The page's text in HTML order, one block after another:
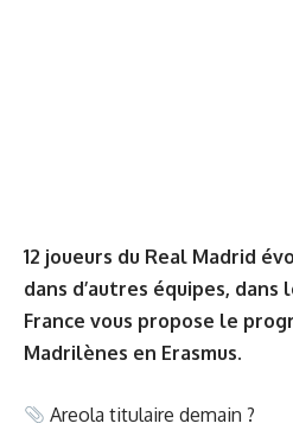
12 joueurs du Real Madrid
dans d’autres équipes, dans
France vous propose le
Madrilènes en Erasmus.
Areola titulaire demain ?